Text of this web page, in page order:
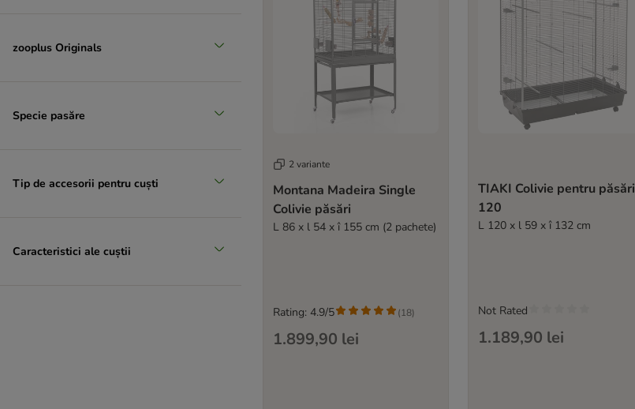
zooplus Originals
Specie pasăre
Tip de accesorii pentru cuști
Caracteristici ale cuștii
2 variante
Montana Madeira Single
Colivie păsări
L 86 x l 54 x î 155 cm (2 pachete)
1.899,90 lei
Rating: 4.9/5 (18)
TIAKI Colivie pentru păsări
120
L 120 x l 59 x î 132 cm
1.189,90 lei
Not Rated